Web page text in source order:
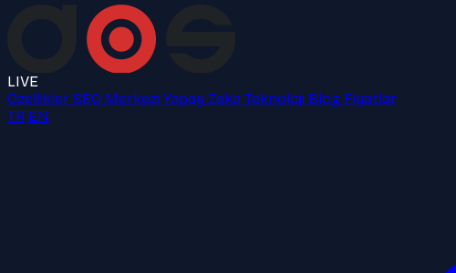
LIVE
Özellikler SEO Merkezi Yapay Zeka Teknoloji Blog Fiyatlar
TR EN